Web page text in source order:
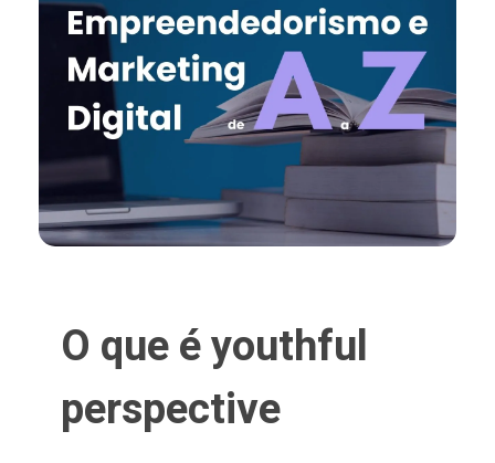
O que é youthful
perspective